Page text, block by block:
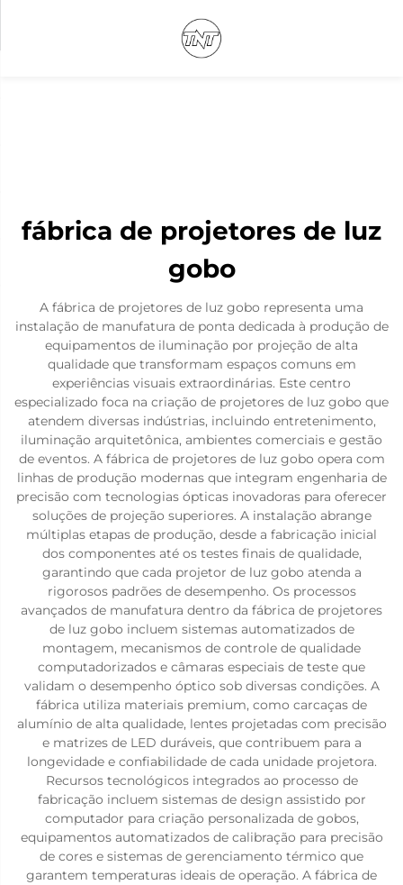
fábrica de projetores de luz
gobo
A fábrica de projetores de luz gobo representa uma
instalação de manufatura de ponta dedicada à produção de
equipamentos de iluminação por projeção de alta
qualidade que transformam espaços comuns em
experiências visuais extraordinárias. Este centro
especializado foca na criação de projetores de luz gobo que
atendem diversas indústrias, incluindo entretenimento,
iluminação arquitetônica, ambientes comerciais e gestão
de eventos. A fábrica de projetores de luz gobo opera com
linhas de produção modernas que integram engenharia de
precisão com tecnologias ópticas inovadoras para oferecer
soluções de projeção superiores. A instalação abrange
múltiplas etapas de produção, desde a fabricação inicial
dos componentes até os testes finais de qualidade,
garantindo que cada projetor de luz gobo atenda a
rigorosos padrões de desempenho. Os processos
avançados de manufatura dentro da fábrica de projetores
de luz gobo incluem sistemas automatizados de
montagem, mecanismos de controle de qualidade
computadorizados e câmaras especiais de teste que
validam o desempenho óptico sob diversas condições. A
fábrica utiliza materiais premium, como carcaças de
alumínio de alta qualidade, lentes projetadas com precisão
e matrizes de LED duráveis, que contribuem para a
longevidade e confiabilidade de cada unidade projetora.
Recursos tecnológicos integrados ao processo de
fabricação incluem sistemas de design assistido por
computador para criação personalizada de gobos,
equipamentos automatizados de calibração para precisão
de cores e sistemas de gerenciamento térmico que
garantem temperaturas ideais de operação. A fábrica de